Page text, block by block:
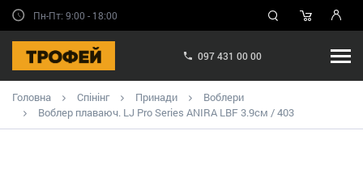
Пн-Пт: 9:00 - 18:00
097 431 00 00
Головна Спінінг Принади
Воблери
Воблер плаваюч. LJ Pro Series ANIRA LBF 3.9см / 403